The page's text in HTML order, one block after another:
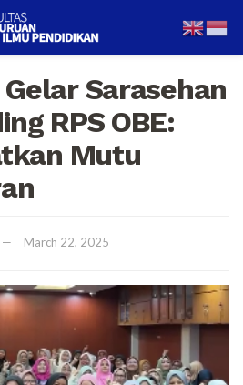
Gelar Sarasehan
RPS OBE:
Mutu
March 22, 2025